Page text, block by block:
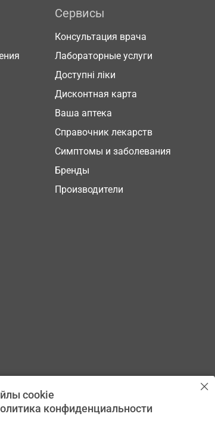
Сервисы
Консультация врача
Лабораторные услуги
Доступні ліки
Дисконтная карта
Ваша аптека
Справочник лекарств
Симптомы и заболевания
Бренды
Производители
cookie
конфиденциальности